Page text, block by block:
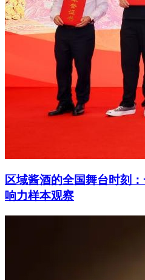
区域酱酒的全国舞台时刻
响力样本观察